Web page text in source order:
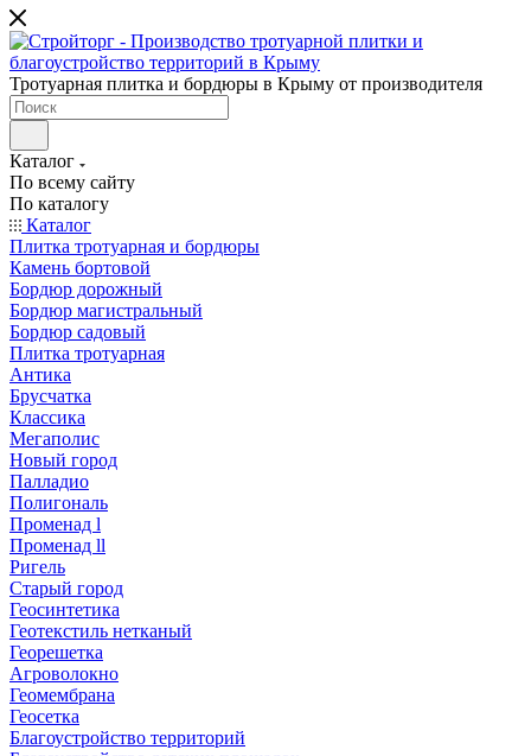
Тротуарная плитка и бордюры в Крыму от производителя
Каталог
По всему сайту
По каталогу
Каталог
Плитка тротуарная и бордюры
Камень бортовой
Бордюр дорожный
Бордюр магистральный
Бордюр садовый
Плитка тротуарная
Антика
Брусчатка
Классика
Мегаполис
Новый город
Палладио
Полигональ
Променад l
Променад ll
Ригель
Старый город
Геосинтетика
Геотекстиль нетканый
Георешетка
Агроволокно
Геомембрана
Геосетка
Благоустройство территорий